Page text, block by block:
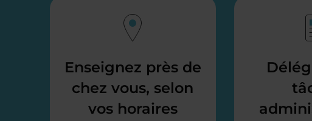
Enseignez près de
chez vous, selon
vos horaires